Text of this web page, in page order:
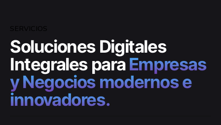
SERVICIOS
Soluciones Digitales
Integrales paraEmpresas
y Negocios modernos e
innovadores.